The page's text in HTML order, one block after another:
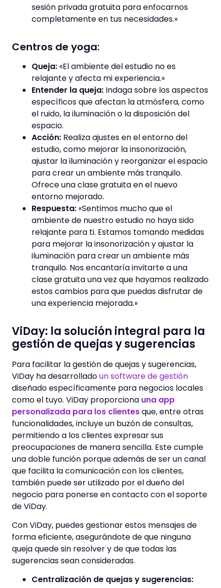
sesión privada gratuita para enfocarnos
completamente en tus necesidades.»
Centros de yoga:
Queja: «El ambiente del estudio no es
relajante y afecta mi experiencia.»
Entender la queja: Indaga sobre los aspectos
específicos que afectan la atmósfera, como
el ruido, la iluminación o la disposición del
espacio.
Acción: Realiza ajustes en el entorno del
estudio, como mejorar la insonorización,
ajustar la iluminación y reorganizar el espacio
para crear un ambiente más tranquilo.
Ofrece una clase gratuita en el nuevo
entorno mejorado.
Respuesta: «Sentimos mucho que el
ambiente de nuestro estudio no haya sido
relajante para ti. Estamos tomando medidas
para mejorar la insonorización y ajustar la
iluminación para crear un ambiente más
tranquilo. Nos encantaría invitarte a una
clase gratuita una vez que hayamos realizado
estos cambios para que puedas disfrutar de
una experiencia mejorada.»
ViDay: la solución integral para la
gestión de quejas y sugerencias
Para facilitar la gestión de quejas y sugerencias,
ViDay ha desarrolladoun software de gestión
diseñado específicamente para negocios locales
como el tuyo. ViDay proporciona una app
personalizada para los clientesque, entre otras
funcionalidades, incluye un buzón de consultas,
permitiendo a los clientes expresar sus
preocupaciones de manera sencilla. Este cumple
una doble función porque además de ser un canal
que facilita la comunicación con los clientes,
también puede ser utilizado por el dueño del
negocio para ponerse en contacto con el soporte
de ViDay.
Con ViDay, puedes gestionar estos mensajes de
forma eficiente, asegurándote de que ninguna
queja quede sin resolver y de que todas las
sugerencias sean consideradas.
Centralización de quejas y sugerencias: